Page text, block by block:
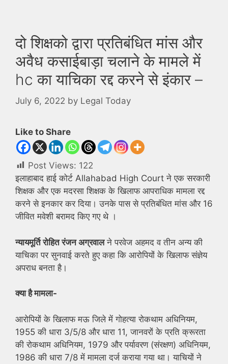
दो शिक्षको द्वारा प्रतिबंधित मांस और
अवैध कसाईबाड़ा चलाने के मामले में
hc का याचिका रद्द करने से इंकार –
July 6, 2022 by Legal Today
Like to Share
Post Views: 122
इलाहाबाद हाई कोर्ट Allahabad High Court ने एक सरकारी
शिक्षक और एक मदरसा शिक्षक के खिलाफ आपराधिक मामला रद्द
करने से इनकार कर दिया। उनके पास से प्रतिबंधित मांस और 16
जीवित मवेशी बरामद किए गए थे ।
न्यायमूर्ति रोहित रंजन अग्रवालने परवेज अहमद व तीन अन्य की
याचिका पर सुनवाई करते हुए कहा कि आरोपियों के खिलाफ संज्ञेय
अपराध बनता है।
क्या है मामला-
आरोपियों के खिलाफ मऊ जिले में गोहत्या रोकथाम अधिनियम,
1955 की धारा 3/5/8 और धारा 11, जानवरों के प्रति क्रूरता
की रोकथाम अधिनियम, 1979 और पर्यावरण (संरक्षण) अधिनियम,
1986 की धारा 7/8 में मामला दर्ज कराया गया था। याचियों ने